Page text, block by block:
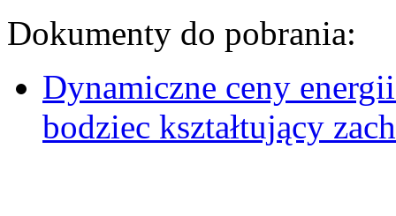
Dokumenty do pobrania:
Dynamiczne ceny
bodziec kształtujący